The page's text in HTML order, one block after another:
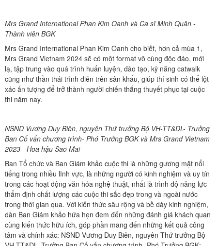
Mrs Grand International Phan Kim Oanh và Ca sĩ Minh Quân -
Thành viên BGK
Mrs Grand International Phan Kim Oanh cho biết, hơn cả mùa 1,
Mrs Grand Vietnam 2024 sẽ có một format vô cùng độc đáo, mới
lạ, tập trung vào quá trình huấn luyện, đào tạo, kỹ năng catwalk
cũng như thần thái trình diễn trên sân khấu, giúp thí sinh có thể lột
xác ấn tượng để trở thành người chiến thắng thuyết phục tại cuộc
thi năm nay.
NSND Vương Duy Biên, nguyên Thứ trưởng Bộ VH-TT&DL- Trưởng
Ban Cố vấn chương trình- Phó Trưởng BGK và Mrs Grand Vietnam
2023 - Hoa hậu Sao Mai
Ban Tổ chức và Ban Giám khảo cuộc thi là những gương mặt nổi
tiếng trong nhiều lĩnh vực, là những người có kinh nghiệm và uy tín
trong các hoạt động văn hóa nghệ thuật, nhất là trình độ năng lực
thẩm định chất lượng các cuộc thi sắc đẹp trong và ngoài nước
trong thời gian qua. Với kiến thức sâu rộng và bề dày kinh nghiệm,
dàn Ban Giám khảo hứa hẹn đem đến những đánh giá khách quan
cùng kiến thức hữu ích, góp phần mang đến những kết quả công
tâm và chính xác: NSND Vương Duy Biên, nguyên Thứ trưởng Bộ